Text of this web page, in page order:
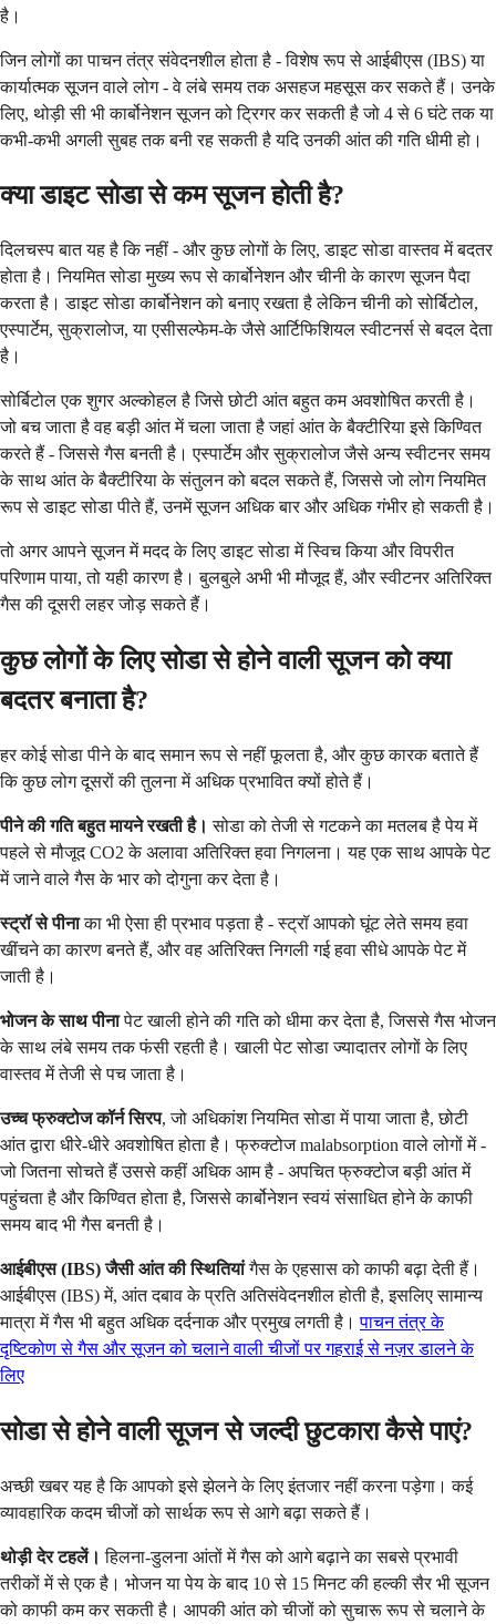
है।
जिन लोगों का पाचन तंत्र संवेदनशील होता है - विशेष रूप से आईबीएस (IBS) या
कार्यात्मक सूजन वाले लोग - वे लंबे समय तक असहज महसूस कर सकते हैं। उनके
लिए, थोड़ी सी भी कार्बोनेशन सूजन को ट्रिगर कर सकती है जो 4 से 6 घंटे तक या
कभी-कभी अगली सुबह तक बनी रह सकती है यदि उनकी आंत की गति धीमी हो।
क्या डाइट सोडा से कम सूजन होती है?
दिलचस्प बात यह है कि नहीं - और कुछ लोगों के लिए, डाइट सोडा वास्तव में बदतर
होता है। नियमित सोडा मुख्य रूप से कार्बोनेशन और चीनी के कारण सूजन पैदा
करता है। डाइट सोडा कार्बोनेशन को बनाए रखता है लेकिन चीनी को सोर्बिटोल,
एस्पार्टेम, सुक्रालोज, या एसीसल्फेम-के जैसे आर्टिफिशियल स्वीटनर्स से बदल देता
है।
सोर्बिटोल एक शुगर अल्कोहल है जिसे छोटी आंत बहुत कम अवशोषित करती है।
जो बच जाता है वह बड़ी आंत में चला जाता है जहां आंत के बैक्टीरिया इसे किण्वित
करते हैं - जिससे गैस बनती है। एस्पार्टेम और सुक्रालोज जैसे अन्य स्वीटनर समय
के साथ आंत के बैक्टीरिया के संतुलन को बदल सकते हैं, जिससे जो लोग नियमित
रूप से डाइट सोडा पीते हैं, उनमें सूजन अधिक बार और अधिक गंभीर हो सकती है।
तो अगर आपने सूजन में मदद के लिए डाइट सोडा में स्विच किया और विपरीत
परिणाम पाया, तो यही कारण है। बुलबुले अभी भी मौजूद हैं, और स्वीटनर अतिरिक्त
गैस की दूसरी लहर जोड़ सकते हैं।
कुछ लोगों के लिए सोडा से होने वाली सूजन को क्या
बदतर बनाता है?
हर कोई सोडा पीने के बाद समान रूप से नहीं फूलता है, और कुछ कारक बताते हैं
कि कुछ लोग दूसरों की तुलना में अधिक प्रभावित क्यों होते हैं।
पीने की गति बहुत मायने रखती है। सोडा को तेजी से गटकने का मतलब है पेय में
पहले से मौजूद CO2 के अलावा अतिरिक्त हवा निगलना। यह एक साथ आपके पेट
में जाने वाले गैस के भार को दोगुना कर देता है।
स्ट्रॉ से पीनाका भी ऐसा ही प्रभाव पड़ता है - स्ट्रॉ आपको घूंट लेते समय हवा
खींचने का कारण बनते हैं, और वह अतिरिक्त निगली गई हवा सीधे आपके पेट में
जाती है।
भोजन के साथ पीनापेट खाली होने की गति को धीमा कर देता है, जिससे गैस भोजन
के साथ लंबे समय तक फंसी रहती है। खाली पेट सोडा ज्यादातर लोगों के लिए
वास्तव में तेजी से पच जाता है।
उच्च फ्रुक्टोज कॉर्न सिरप, जो अधिकांश नियमित सोडा में पाया जाता है, छोटी
आंत द्वारा धीरे-धीरे अवशोषित होता है। फ्रुक्टोज malabsorption वाले लोगों में -
जो जितना सोचते हैं उससे कहीं अधिक आम है - अपचित फ्रुक्टोज बड़ी आंत में
पहुंचता है और किण्वित होता है, जिससे कार्बोनेशन स्वयं संसाधित होने के काफी
समय बाद भी गैस बनती है।
आईबीएस (IBS) जैसी आंत की स्थितियांगैस के एहसास को काफी बढ़ा देती हैं।
आईबीएस (IBS) में, आंत दबाव के प्रति अतिसंवेदनशील होती है, इसलिए सामान्य
मात्रा में गैस भी बहुत अधिक दर्दनाक और प्रमुख लगती है।पाचन तंत्र के
दृष्टिकोण से गैस और सूजन को चलाने वाली चीजों पर गहराई से नज़र डालने के
लिए
सोडा से होने वाली सूजन से जल्दी छुटकारा कैसे पाएं?
अच्छी खबर यह है कि आपको इसे झेलने के लिए इंतजार नहीं करना पड़ेगा। कई
व्यावहारिक कदम चीजों को सार्थक रूप से आगे बढ़ा सकते हैं।
थोड़ी देर टहलें। हिलना-डुलना आंतों में गैस को आगे बढ़ाने का सबसे प्रभावी
तरीकों में से एक है। भोजन या पेय के बाद 10 से 15 मिनट की हल्की सैर भी सूजन
को काफी कम कर सकती है। आपकी आंत को चीजों को सुचारू रूप से चलाने के